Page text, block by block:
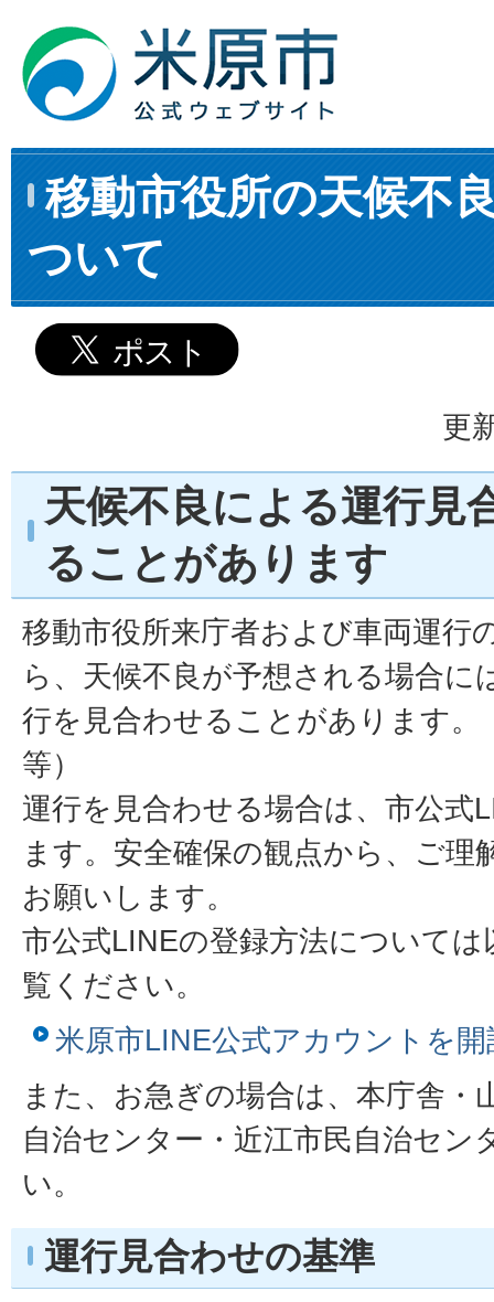
移動市役所の天候不
ついて
更
天候不良による運行見
ることがあります
移動市役所来庁者および車両運行
ら、天候不良が予想される場合に
行を見合わせることがあります。
等）
運行を見合わせる場合は、市公式
ます。安全確保の観点から、ご理
お願いします。
市公式LINEの登録方法について
覧ください。
米原市LINE公式アカウントを
また、お急ぎの場合は、本庁舎・
自治センター・近江市民自治セン
い。
運行見合わせの基準